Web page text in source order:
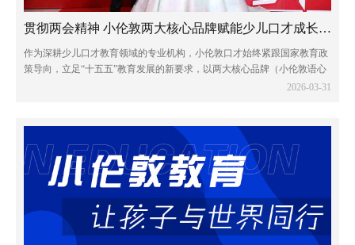
贯彻两会精神 小伦敦两大核心品牌赋能少儿口才成长新征程
作为深耕少儿口才教育领域的专业机构，小伦敦口才始终紧跟国家教育政
策导向，立足“十五五”教育发展的新要求，以两大核心品牌（小伦敦语心
少儿口才和小伦敦蓝话筒少儿口才）为抓手，将两会精神融入教育教学全
2026-03-31